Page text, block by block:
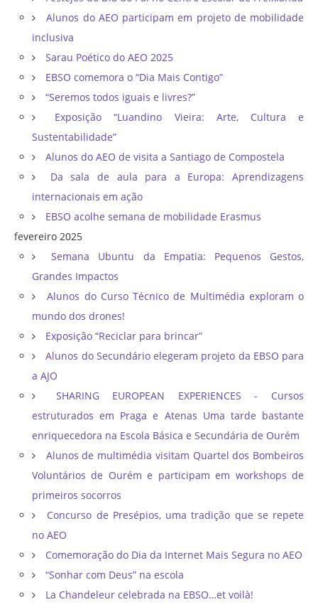
Alunos do AEO participam em projeto de mobilidade
inclusiva
Sarau Poético do AEO 2025
EBSO comemora o “Dia Mais Contigo”
“Seremos todos iguais e livres?”
Exposição “Luandino Vieira: Arte, Cultura e
Sustentabilidade”
Alunos do AEO de visita a Santiago de Compostela
Da sala de aula para a Europa: Aprendizagens
internacionais em ação
EBSO acolhe semana de mobilidade Erasmus
fevereiro 2025
Semana Ubuntu da Empatia: Pequenos Gestos,
Grandes Impactos
Alunos do Curso Técnico de Multimédia exploram o
mundo dos drones!
Exposição “Reciclar para brincar”
Alunos do Secundário elegeram projeto da EBSO para
a AJO
SHARING EUROPEAN EXPERIENCES - Cursos
estruturados em Praga e Atenas Uma tarde bastante
enriquecedora na Escola Básica e Secundária de Ourém
Alunos de multimédia visitam Quartel dos Bombeiros
Voluntários de Ourém e participam em workshops de
primeiros socorros
Concurso de Presépios, uma tradição que se repete
no AEO
Comemoração do Dia da Internet Mais Segura no AEO
“Sonhar com Deus” na escola
La Chandeleur celebrada na EBSO…et voilà!